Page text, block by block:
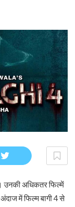
उनकी अधिकतर फिल्में
में फिल्म बागी 4 से